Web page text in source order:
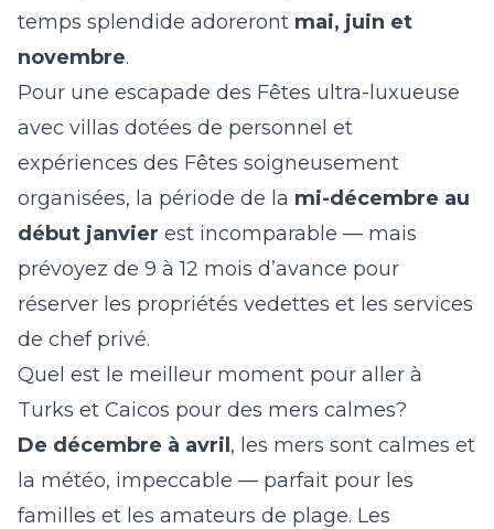
temps splendide adoreront mai, juin et
novembre.
Pour une escapade des Fêtes ultra-luxueuse
avec villas dotées de personnel et
expériences des Fêtes soigneusement
organisées, la période de la mi-décembre au
début janvier est incomparable — mais
prévoyez de 9 à 12 mois d’avance pour
réserver les propriétés vedettes et les services
de chef privé.
Quel est le meilleur moment pour aller à
Turks et Caicos pour des mers calmes?
De décembre à avril , les mers sont calmes et
la météo, impeccable — parfait pour les
familles et les amateurs de plage. Les